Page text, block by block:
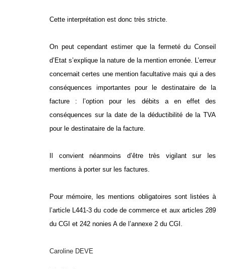
Cette interprétation est donc très stricte.
On peut cependant estimer que la fermeté du Conseil
d’Etat s’explique la nature de la mention erronée. L’erreur
concernait certes une mention facultative mais qui a des
conséquences importantes pour le destinataire de la
facture : l’option pour les débits a en effet des
conséquences sur la date de la déductibilité de la TVA
pour le destinataire de la facture.
Il convient néanmoins d’être très vigilant sur les
mentions à porter sur les factures.
Pour mémoire, les mentions obligatoires sont listées à
l’article L441-3 du code de commerce et aux articles 289
du CGI et 242 nonies A de l’annexe 2 du CGI.
Caroline DEVE